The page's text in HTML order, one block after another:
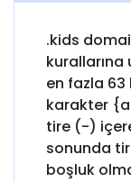
.kids
kurallarına
en fazla
karakter
tire (-)
sonunda
boşluk